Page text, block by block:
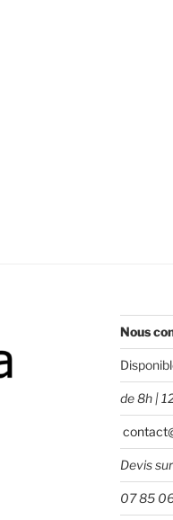
Nous
de 8h |
Devis
07 85